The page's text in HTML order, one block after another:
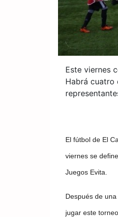
Este viernes
Habrá cuatro
El fútbol de El
viernes se
Juegos Evita.
Después de
jugar este torneo.